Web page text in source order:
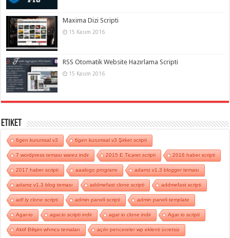
Maxima Dizi Scripti
15 Kasım 2016
RSS Otomatik Website Hazırlama Scripti
15 Kasım 2016
Etiket
6gen kurumsal v3 6gen kurumsal v3 Şirket scripti
7 wordpress teması warez indir 2015 E Ticaret scripti 2016 haber scripti
2017 haber scripti aaalogo programı adamz v1.3 blogger teması
adamz v1.3 blog teması addmefast clone scripti addmefast scripti
adf.ly clone scripti admin paneli scripti admin paneli template
Agar-io agar.io scripti indir agar io clone indir Agar io scripti
Aktif Bilişim whmcs temaları açılır pencereler wp eklenti ücretsiz